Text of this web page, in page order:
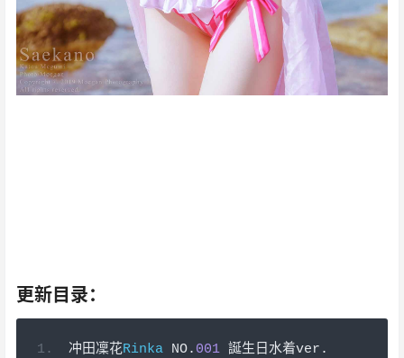
更新目录：
冲田凜花Rinka NO. 001 誕生日水着ver .